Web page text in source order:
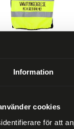
Information
cookies
för att